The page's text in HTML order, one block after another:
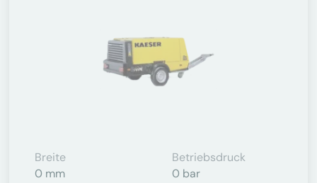
Breite
0 mm
Betriebsdruck
0 bar